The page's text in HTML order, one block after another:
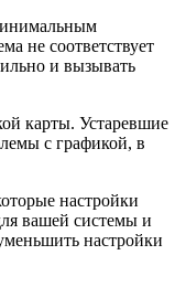
не соответствует
и вызывать
карты. Устаревшие
с графикой, в
настройки
вашей системы и
настройки